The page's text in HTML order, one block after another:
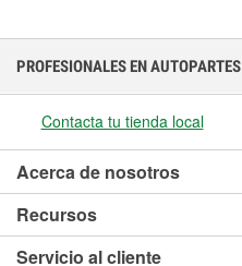
PROFESIONALES EN AUTOPARTES
Contacta tu tienda local
Acerca de nosotros
Recursos
Servicio al cliente